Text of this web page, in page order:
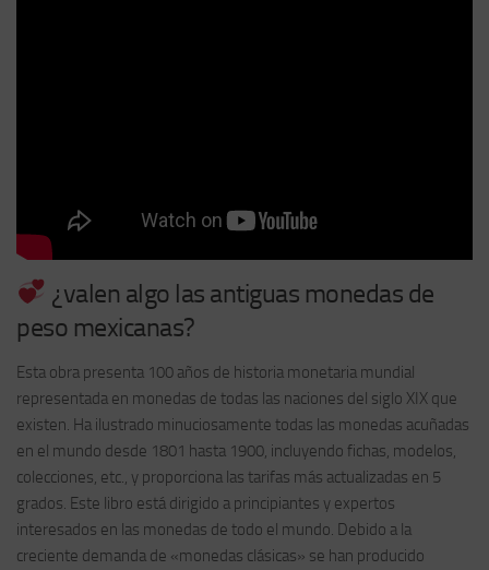
¿valen algo las antiguas monedas de
peso mexicanas?
Esta obra presenta 100 años de historia monetaria mundial
representada en monedas de todas las naciones del siglo XIX que
existen. Ha ilustrado minuciosamente todas las monedas acuñadas
en el mundo desde 1801 hasta 1900, incluyendo fichas, modelos,
colecciones, etc., y proporciona las tarifas más actualizadas en 5
grados. Este libro está dirigido a principiantes y expertos
interesados en las monedas de todo el mundo. Debido a la
creciente demanda de «monedas clásicas» se han producido